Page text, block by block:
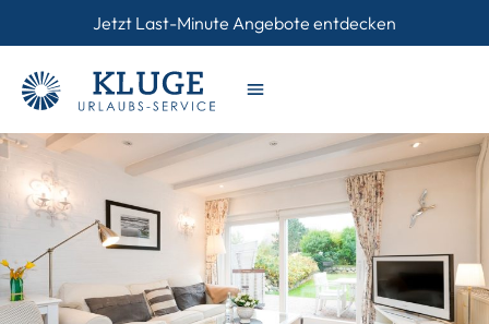
Jetzt Last-Minute Angebote entdecken